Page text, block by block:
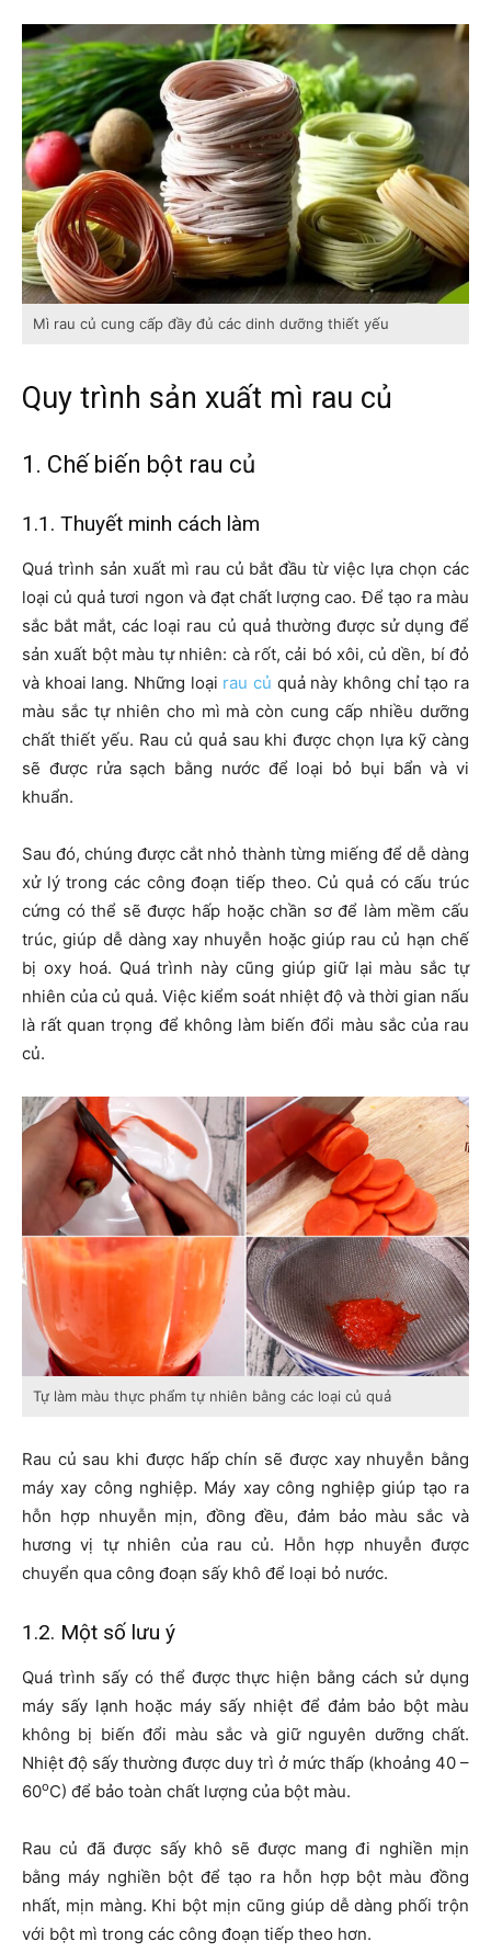
Mì rau củ cung cấp đầy đủ các dinh dưỡng thiết yếu
Quy trình sản xuất mì rau củ
1. Chế biến bột rau củ
1.1. Thuyết minh cách làm
Quá trình sản xuất mì rau củ bắt đầu từ việc lựa chọn các
loại củ quả tươi ngon và đạt chất lượng cao. Để tạo ra màu
sắc bắt mắt, các loại rau củ quả thường được sử dụng để
sản xuất bột màu tự nhiên: cà rốt, cải bó xôi, củ dền, bí đỏ
và khoai lang. Những loại rau củ quả này không chỉ tạo ra
màu sắc tự nhiên cho mì mà còn cung cấp nhiều dưỡng
chất thiết yếu. Rau củ quả sau khi được chọn lựa kỹ càng
sẽ được rửa sạch bằng nước để loại bỏ bụi bẩn và vi
khuẩn.
Sau đó, chúng được cắt nhỏ thành từng miếng để dễ dàng
xử lý trong các công đoạn tiếp theo. Củ quả có cấu trúc
cứng có thể sẽ được hấp hoặc chần sơ để làm mềm cấu
trúc, giúp dễ dàng xay nhuyễn hoặc giúp rau củ hạn chế
bị oxy hoá. Quá trình này cũng giúp giữ lại màu sắc tự
nhiên của củ quả. Việc kiểm soát nhiệt độ và thời gian nấu
là rất quan trọng để không làm biến đổi màu sắc của rau
củ.
Tự làm màu thực phẩm tự nhiên bằng các loại củ quả
Rau củ sau khi được hấp chín sẽ được xay nhuyễn bằng
máy xay công nghiệp. Máy xay công nghiệp giúp tạo ra
hỗn hợp nhuyễn mịn, đồng đều, đảm bảo màu sắc và
hương vị tự nhiên của rau củ. Hỗn hợp nhuyễn được
chuyển qua công đoạn sấy khô để loại bỏ nước.
1.2. Một số lưu ý
Quá trình sấy có thể được thực hiện bằng cách sử dụng
máy sấy lạnh hoặc máy sấy nhiệt để đảm bảo bột màu
không bị biến đổi màu sắc và giữ nguyên dưỡng chất.
Nhiệt độ sấy thường được duy trì ở mức thấp (khoảng 40 –
60oC) để bảo toàn chất lượng của bột màu.
Rau củ đã được sấy khô sẽ được mang đi nghiền mịn
bằng máy nghiền bột để tạo ra hỗn hợp bột màu đồng
nhất, mịn màng. Khi bột mịn cũng giúp dễ dàng phối trộn
với bột mì trong các công đoạn tiếp theo hơn.